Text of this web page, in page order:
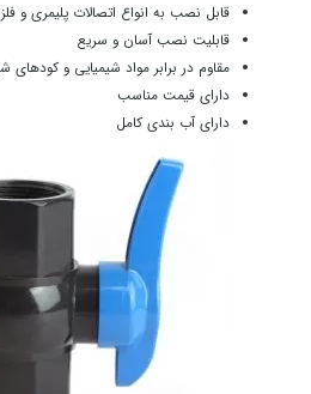
قابل نصب به انواع اتصالات پلیمری و
قابلیت نصب آسان و سریع
مقاوم در برابر مواد شیمیایی و کودهای
دارای قیمت مناسب
دارای آب بندی کامل